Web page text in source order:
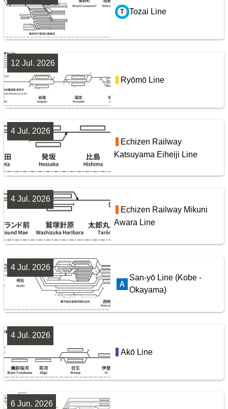
Yamanote Line
Tobu Railway Isesaki Line
9
Seibu Railway Ikebukuro Line
10
阪急電鉄・阪神電気鉄道配線略図1975
楽天市場 書泉 メロンブックス
東武鉄道配線略図1975
楽天市場 書泉 メロンブックス
配線略図で辿るスジ屋の苦労
楽天市場 書泉 BOOTH
Tozai Line
Ryōmō Line
12 Jul. 2026
Echizen Railway
Katsuyama Eiheiji Line
4 Jul. 2026
Echizen Railway Mikuni
Awara Line
4 Jul. 2026
San-yō Line (Kobe -
Okayama)
4 Jul. 2026
Akō Line
4 Jul. 2026
6 Jun. 2026